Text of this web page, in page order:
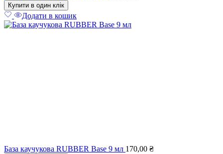
Купити в один клік
Додати в кошик
База каучукова RUBBER Base 9 мл 170,00 ₴